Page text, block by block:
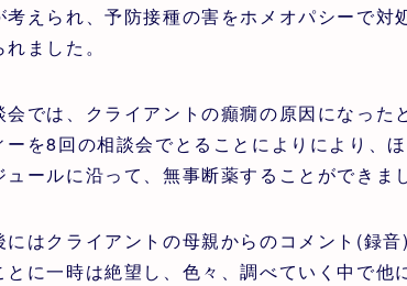
考えられ、予防接種の害をホメオパシーで
ました。
会では、クライアントの癲癇の原因になっ
ーを8回の相談会でとることによりにより、
ュールに沿って、無事断薬することができま
にはクライアントの母親からのコメント(録
とに一時は絶望し、色々、調べていく中で